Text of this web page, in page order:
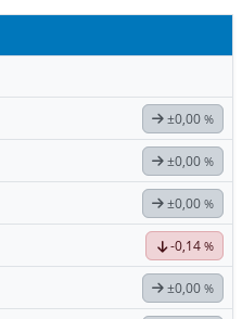
±0,00 %
±0,00 %
±0,00 %
-0,14 %
±0,00 %